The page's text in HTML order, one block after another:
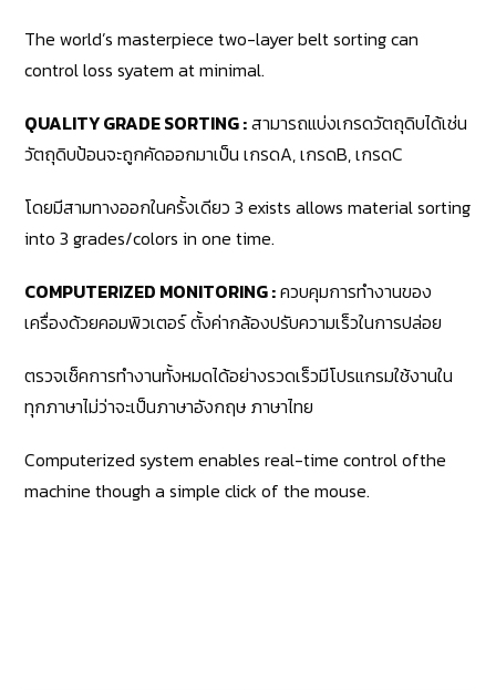
The world’s masterpiece two-layer belt sorting can
control loss syatem at minimal.
QUALITY GRADE SORTING :สามารถแบ่งเกรดวัตถุดิบได้เช่น
วัตถุดิบป้อนจะถูกคัดออกมาเป็น เกรดA, เกรดB, เกรดC
โดยมีสามทางออกในครั้งเดียว 3 exists allows material sorting
into 3 grades/colors in one time.
COMPUTERIZED MONITORING :ควบคุมการทำงานของ
เครื่องด้วยคอมพิวเตอร์ ตั้งค่ากล้องปรับความเร็วในการปล่อย
ตรวจเช็คการทำงานทั้งหมดได้อย่างรวดเร็วมีโปรแกรมใช้งานใน
ทุกภาษาไม่ว่าจะเป็นภาษาอังกฤษ ภาษาไทย
Computerized system enables real-time control ofthe
machine though a simple click of the mouse.